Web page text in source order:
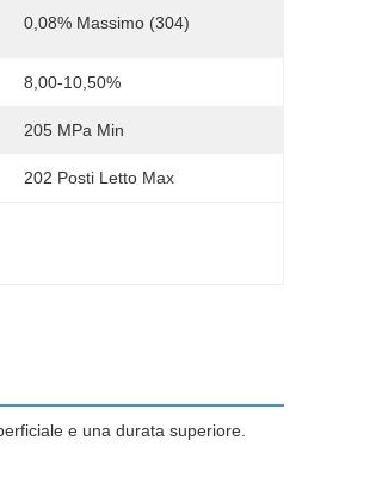
0,08% Massimo (304)
8,00-10,50%
205 MPa Min
202 Posti Letto Max
e una durata superiore.